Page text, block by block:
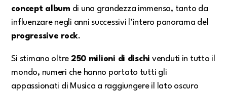
concept album di una grandezza immensa, tanto da
influenzare negli anni successivi l’intero panorama del
progressive rock.
Si stimano oltre 250 milioni di dischi venduti in tutto il
mondo, numeri che hanno portato tutti gli
appassionati di Musica a raggiungere il lato oscuro